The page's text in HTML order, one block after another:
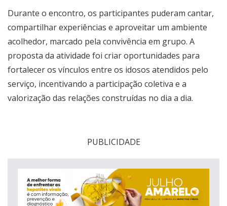
Durante o encontro, os participantes puderam cantar,
compartilhar experiências e aproveitar um ambiente
acolhedor, marcado pela convivência em grupo. A
proposta da atividade foi criar oportunidades para
fortalecer os vínculos entre os idosos atendidos pelo
serviço, incentivando a participação coletiva e a
valorização das relações construídas no dia a dia.
PUBLICIDADE